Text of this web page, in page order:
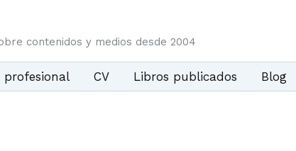
contenidos y medios desde 2004
profesional CV Libros publicados Blog